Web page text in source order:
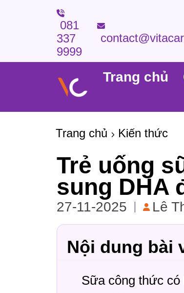
081
337
9999
Trang chủ
Trang chủ Kiến thức
Trẻ uống
sung DHA
27-11-2025 Lê
Nội dung bài
Sữa công thức